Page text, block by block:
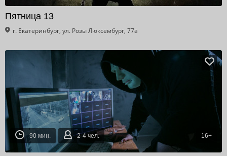
Пятница 13
г. Екатеринбург, ул. Розы Люксембург, 77а
90 мин. 2-4 чел. 16+